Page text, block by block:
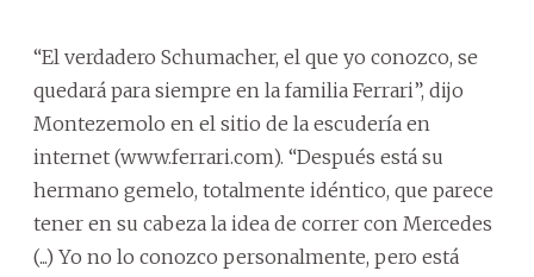
“El verdadero Schumacher, el que yo conozco, se
quedará para siempre en la familia Ferrari”, dijo
Montezemolo en el sitio de la escudería en
internet (www.ferrari.com). “Después está su
hermano gemelo, totalmente idéntico, que parece
tener en su cabeza la idea de correr con Mercedes
(...) Yo no lo conozco personalmente, pero está